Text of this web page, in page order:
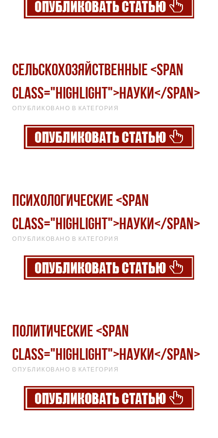
Сельскохозяйственные <span
class="highlight">науки</span>
ОПУБЛИКОВАНО В КАТЕГОРИЯ
Психологические <span
class="highlight">науки</span>
ОПУБЛИКОВАНО В КАТЕГОРИЯ
Политические <span
class="highlight">науки</span>
ОПУБЛИКОВАНО В КАТЕГОРИЯ